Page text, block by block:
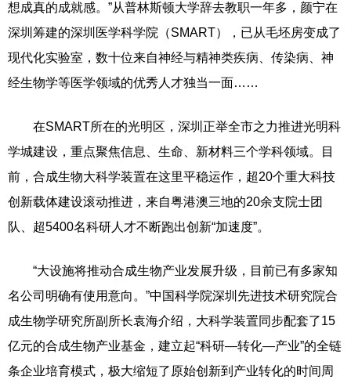
想成真的成就感。”从普林斯顿大学辞去教职一年多，颜宁在
深圳筹建的深圳医学科学院（SMART），已从毛坯房变成了
现代化实验室，数十位来自神经与精神类疾病、传染病、神
经生物学等医学领域的优秀人才独当一面……
在SMART所在的光明区，深圳正举全市之力推进光明科
学城建设，重点聚焦信息、生命、新材料三个学科领域。目
前，合成生物大科学装置在这里平稳运作，超20个重大科技
创新载体建设滚动推进，来自粤港澳三地的20余支院士团
队、超5400名科研人才不断跑出创新“加速度”。
“大设施将推动合成生物产业发展升级，目前已有多家知
名公司明确有使用意向。”中国科学院深圳先进技术研究院合
成生物学研究所副所长袁海介绍，大科学装置同步配套了15
亿元的合成生物产业基金，建立起“科研—转化—产业”的全链
条企业培育模式，极大缩短了原始创新到产业转化的时间周